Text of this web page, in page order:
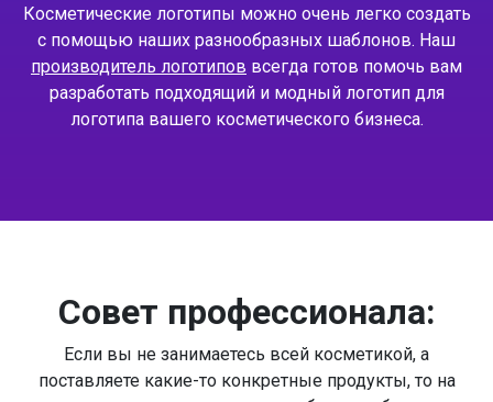
Косметические логотипы можно очень легко создать
с помощью наших разнообразных шаблонов. Наш
производитель логотипов всегда готов помочь вам
разработать подходящий и модный логотип для
логотипа вашего косметического бизнеса.
Совет профессионала:
Если вы не занимаетесь всей косметикой, а
поставляете какие-то конкретные продукты, то на